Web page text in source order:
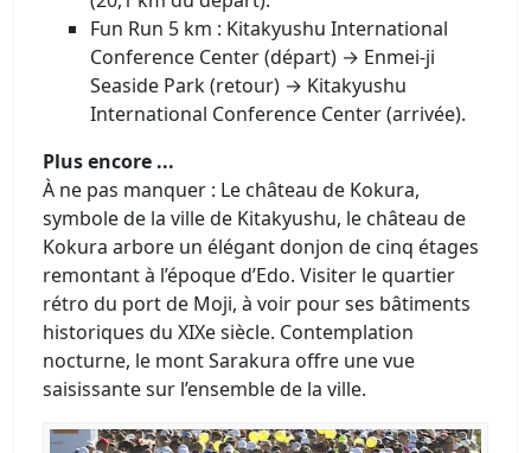
Fun Run 5 km : Kitakyushu International
Conference Center (départ) → Enmei-ji
Seaside Park (retour) → Kitakyushu
International Conference Center (arrivée).
Plus encore ...
À ne pas manquer : Le château de Kokura,
symbole de la ville de Kitakyushu, le château de
Kokura arbore un élégant donjon de cinq étages
remontant à l’époque d’Edo. Visiter le quartier
rétro du port de Moji, à voir pour ses bâtiments
historiques du XIXe siècle. Contemplation
nocturne, le mont Sarakura offre une vue
saisissante sur l’ensemble de la ville.